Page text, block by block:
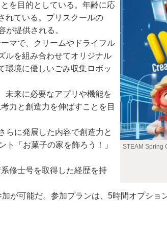
STEAM Spring
を目的としている。年齢に応
れている。プリスクールの
提供される。
マで、クリームやドライフル
ルを組み合わせてオリジナル
環境に優しいごみ収集ロボッ
未来に必要なアプリや機能を
力と創造力を伸ばすことを目
に発展した内容で創造力と
「お菓子の家を飾ろう！」
修士号を取得した経歴を持
可能だ。参加プランは、5時間オプシ